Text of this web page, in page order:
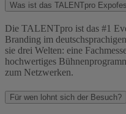
Was ist das TALENTpro
Die TALENTpro ist das #1
Branding im
sie drei Welten: eine
hochwertiges
zum Netzwerken.
Für wen lohnt sich der Besuch?